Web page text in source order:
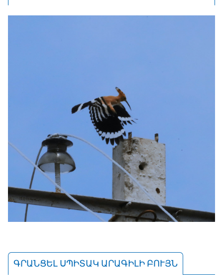
ԳՐԱՆՑԵԼ ՍՊԻՏԱԿ ԱՐԱԳԻԼԻ ԲՈՒՅՆ